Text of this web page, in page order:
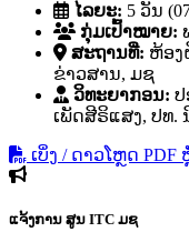
ໄລຍະ: 5 ວັນ
ກຸ່ມເປົ້າໝາຍ:
ສະຖານທີ່: ຫ້ອງ
ຂ່າວສານ, ມຊ
ວິທະຍາກອນ: ປ
ເພັດສີຣິແສງ, ປທ.
ເບິ່ງ / ດາວໂຫຼດ PDF
ແຈ້ງການ ສູນ ITC ມຊ